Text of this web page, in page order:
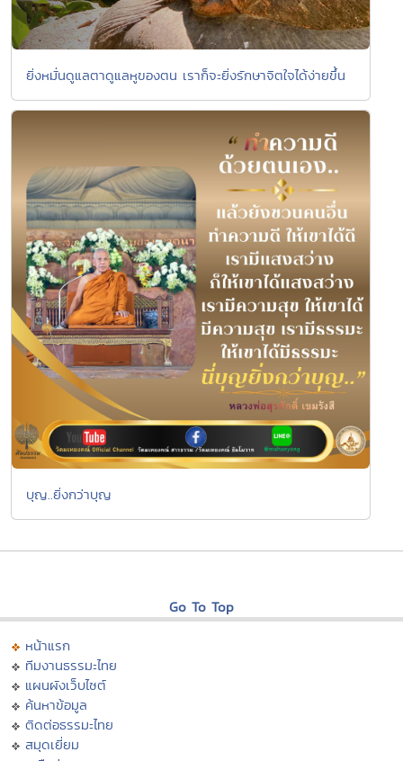
ยิ่งหมั่นดูแลตาดูแลหูของตน เราก็จะยิ่งรักษาจิตใจได้ง่ายขึ้น
บุญ..ยิ่งกว่าบุญ
Go To Top
หน้าแรก
ทีมงานธรรมะไทย
แผนผังเว็บไซต์
ค้นหาข้อมูล
ติดต่อธรรมะไทย
สมุดเยี่ยม